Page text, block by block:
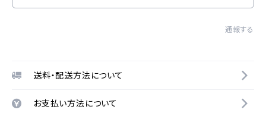
通報する
送料・配送方法について
お支払い方法について